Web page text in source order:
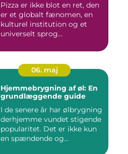
Pizza er ikke blot en ret, den
er et globalt fænomen, en
kulturel institution og et
universelt sprog...
06. maj
Hjemmebrygning af øl: En
grundlæggende guide
I de senere år har ølbrygning
derhjemme vundet stigende
popularitet. Det er ikke kun
en spændende og...